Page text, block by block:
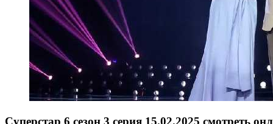
Суперстар 6 сезон 3 серия 15.02.2025 смотреть